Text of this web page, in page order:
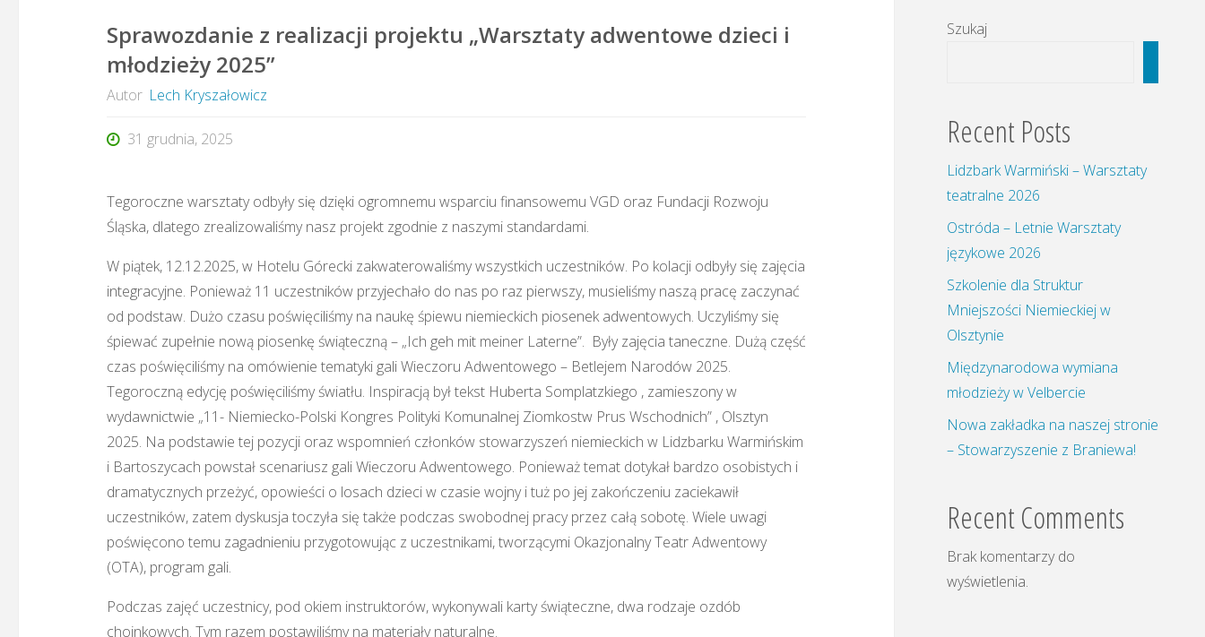
Sprawozdanie z realizacji projektu „Warsztaty adwentowe dzieci i
młodzieży 2025”
Autor Lech Kryszałowicz
31 grudnia, 2025
Tegoroczne warsztaty odbyły się dzięki ogromnemu wsparciu finansowemu VGD oraz Fundacji Rozwoju
Śląska, dlatego zrealizowaliśmy nasz projekt zgodnie z naszymi standardami.
W piątek, 12.12.2025, w Hotelu Górecki zakwaterowaliśmy wszystkich uczestników. Po kolacji odbyły się zajęcia
integracyjne. Ponieważ 11 uczestników przyjechało do nas po raz pierwszy, musieliśmy naszą pracę zaczynać
od podstaw. Dużo czasu poświęciliśmy na naukę śpiewu niemieckich piosenek adwentowych. Uczyliśmy się
śpiewać zupełnie nową piosenkę świąteczną – „Ich geh mit meiner Laterne”. Były zajęcia taneczne. Dużą część
czas poświęciliśmy na omówienie tematyki gali Wieczoru Adwentowego – Betlejem Narodów 2025.
Tegoroczną edycję poświęciliśmy światłu. Inspiracją był tekst Huberta Somplatzkiego , zamieszony w
wydawnictwie „11- Niemiecko-Polski Kongres Polityki Komunalnej Ziomkostw Prus Wschodnich” , Olsztyn
2025. Na podstawie tej pozycji oraz wspomnień członków stowarzyszeń niemieckich w Lidzbarku Warmińskim
i Bartoszycach powstał scenariusz gali Wieczoru Adwentowego. Ponieważ temat dotykał bardzo osobistych i
dramatycznych przeżyć, opowieści o losach dzieci w czasie wojny i tuż po jej zakończeniu zaciekawił
uczestników, zatem dyskusja toczyła się także podczas swobodnej pracy przez całą sobotę. Wiele uwagi
poświęcono temu zagadnieniu przygotowując z uczestnikami, tworzącymi Okazjonalny Teatr Adwentowy
(OTA), program gali.
Podczas zajęć uczestnicy, pod okiem instruktorów, wykonywali karty świąteczne, dwa rodzaje ozdób
choinkowych. Tym razem postawiliśmy na materiały naturalne.
Szukaj
Recent Posts
Lidzbark Warmiński – Warsztaty
teatralne 2026
Ostróda – Letnie Warsztaty
językowe 2026
Szkolenie dla Struktur
Mniejszości Niemieckiej w
Olsztynie
Międzynarodowa wymiana
młodzieży w Velbercie
Nowa zakładka na naszej stronie
– Stowarzyszenie z Braniewa!
Recent Comments
Brak komentarzy do
wyświetlenia.